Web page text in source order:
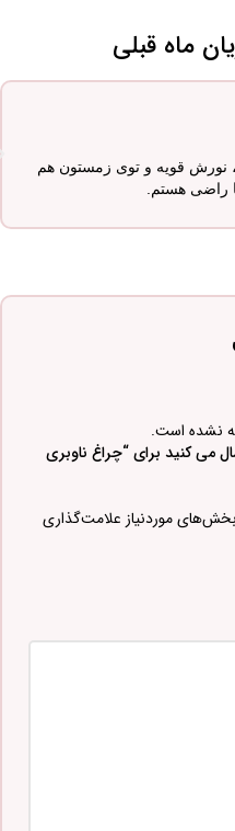
ماه قبلی
نورش قویه و توی زمستون هم
راضی هستم.
نشده است.
می کنید برای “چراغ ناوبری
بخش‌های موردنیاز علامت‌گذاری